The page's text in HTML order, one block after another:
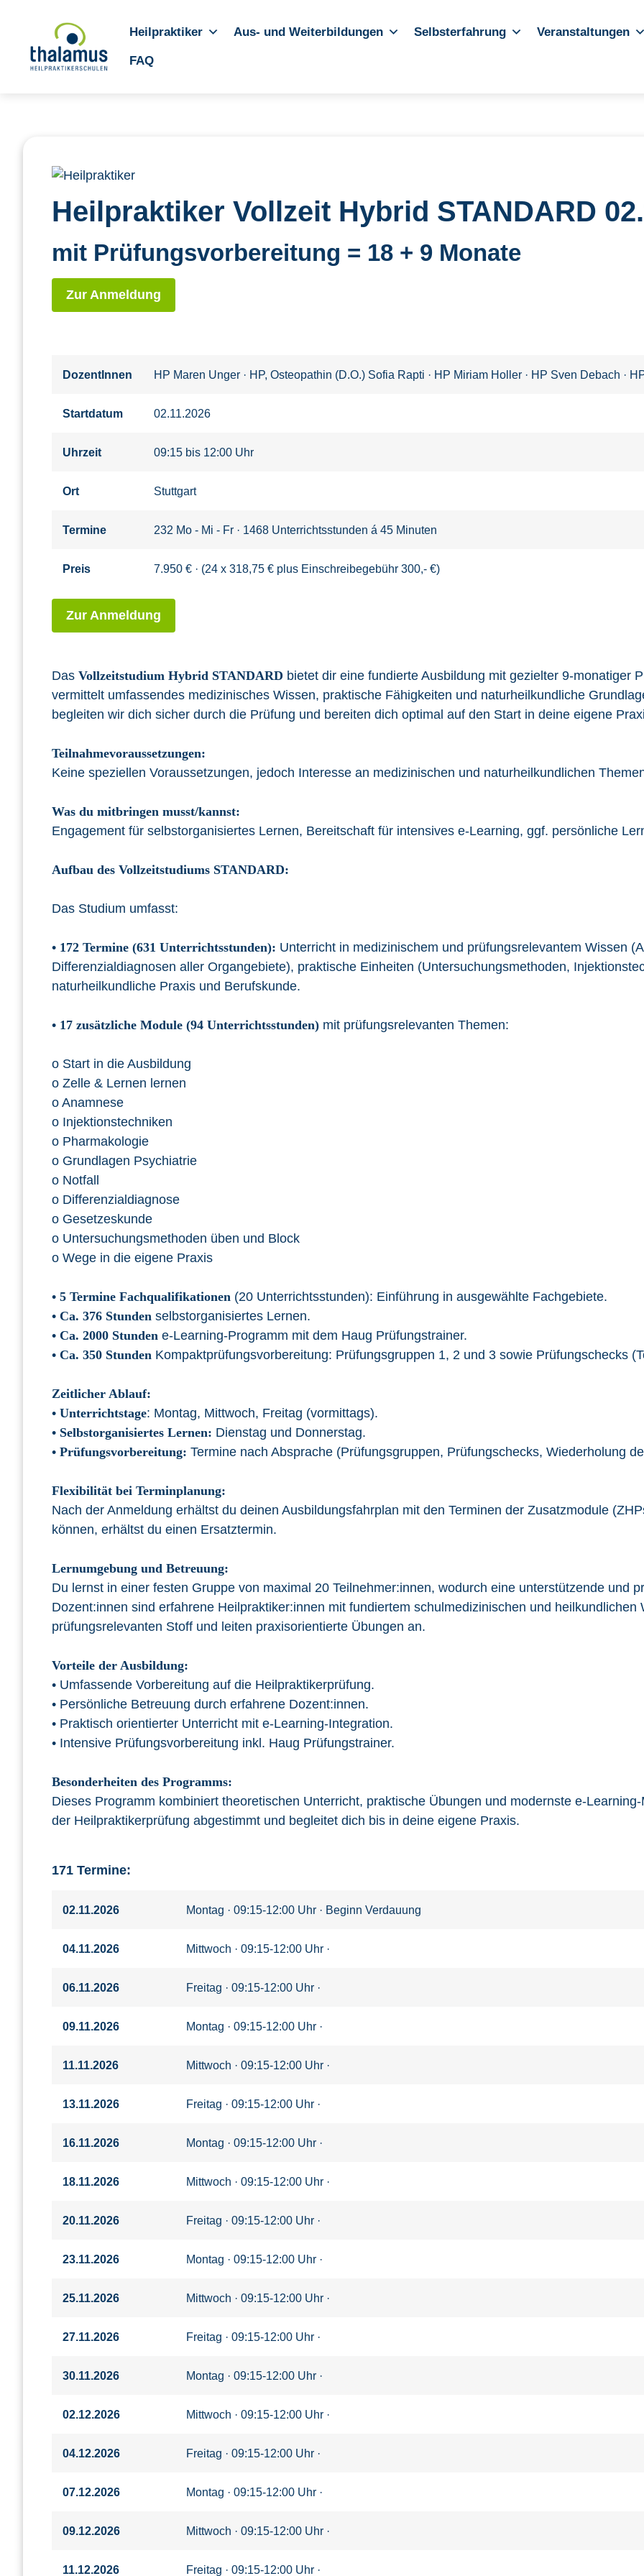
Heilpraktiker Aus- und Weiterbildungen Selbsterfahrung Veranstaltungen
FAQ
Heilpraktiker Vollzeit Hybrid STANDARD
mit Prüfungsvorbereitung = 18 + 9 Monate
Zur Anmeldung
DozentInnen HP Maren Unger · HP, Osteopathin (D.O.) Sofia Rapti · HP Miriam Holler · HP Sven Debach ·
Startdatum 02.11.2026
Uhrzeit 09:15 bis 12:00 Uhr
Ort Stuttgart
Termine 232 Mo - Mi - Fr · 1468 Unterrichtsstunden á 45 Minuten
Preis 7.950 € · (24 x 318,75 € plus Einschreibegebühr 300,- €)
Zur Anmeldung
Das Vollzeitstudium Hybrid STANDARD bietet dir eine fundierte Ausbildung mit gezielter 9-monatiger
vermittelt umfassendes medizinisches Wissen, praktische Fähigkeiten und naturheilkundliche
begleiten wir dich sicher durch die Prüfung und bereiten dich optimal auf den Start in deine eigene
Teilnahmevoraussetzungen:
Keine speziellen Voraussetzungen, jedoch Interesse an medizinischen und naturheilkundlichen
Was du mitbringen musst/kannst:
Engagement für selbstorganisiertes Lernen, Bereitschaft für intensives e-Learning, ggf. persönliche
Aufbau des Vollzeitstudiums STANDARD:
Das Studium umfasst:
• 172 Termine (631 Unterrichtsstunden): Unterricht in medizinischem und prüfungsrelevantem Wissen
Differenzialdiagnosen aller Organgebiete), praktische Einheiten (Untersuchungsmethoden,
naturheilkundliche Praxis und Berufskunde.
• 17 zusätzliche Module (94 Unterrichtsstunden) mit prüfungsrelevanten Themen:
o Start in die Ausbildung
o Zelle & Lernen lernen
o Anamnese
o Injektionstechniken
o Pharmakologie
o Grundlagen Psychiatrie
o Notfall
o Differenzialdiagnose
o Gesetzeskunde
o Untersuchungsmethoden üben und Block
o Wege in die eigene Praxis
• 5 Termine Fachqualifikationen (20 Unterrichtsstunden): Einführung in ausgewählte Fachgebiete.
• Ca. 376 Stunden selbstorganisiertes Lernen.
• Ca. 2000 Stunden e-Learning-Programm mit dem Haug Prüfungstrainer.
• Ca. 350 Stunden Kompaktprüfungsvorbereitung: Prüfungsgruppen 1, 2 und 3 sowie Prüfungschecks
Zeitlicher Ablauf:
• Unterrichtstage: Montag, Mittwoch, Freitag (vormittags).
• Selbstorganisiertes Lernen: Dienstag und Donnerstag.
• Prüfungsvorbereitung: Termine nach Absprache (Prüfungsgruppen, Prüfungschecks, Wiederholung
Flexibilität bei Terminplanung:
Nach der Anmeldung erhältst du deinen Ausbildungsfahrplan mit den Terminen der Zusatzmodule
können, erhältst du einen Ersatztermin.
Lernumgebung und Betreuung:
Du lernst in einer festen Gruppe von maximal 20 Teilnehmer:innen, wodurch eine unterstützende und
Dozent:innen sind erfahrene Heilpraktiker:innen mit fundiertem schulmedizinischen und
prüfungsrelevanten Stoff und leiten praxisorientierte Übungen an.
Vorteile der Ausbildung:
• Umfassende Vorbereitung auf die Heilpraktikerprüfung.
• Persönliche Betreuung durch erfahrene Dozent:innen.
• Praktisch orientierter Unterricht mit e-Learning-Integration.
• Intensive Prüfungsvorbereitung inkl. Haug Prüfungstrainer.
Besonderheiten des Programms:
Dieses Programm kombiniert theoretischen Unterricht, praktische Übungen und modernste e-
der Heilpraktikerprüfung abgestimmt und begleitet dich bis in deine eigene Praxis.
171 Termine:
02.11.2026 Montag · 09:15-12:00 Uhr · Beginn Verdauung
04.11.2026 Mittwoch · 09:15-12:00 Uhr ·
06.11.2026 Freitag · 09:15-12:00 Uhr ·
09.11.2026 Montag · 09:15-12:00 Uhr ·
11.11.2026 Mittwoch · 09:15-12:00 Uhr ·
13.11.2026 Freitag · 09:15-12:00 Uhr ·
16.11.2026 Montag · 09:15-12:00 Uhr ·
18.11.2026 Mittwoch · 09:15-12:00 Uhr ·
20.11.2026 Freitag · 09:15-12:00 Uhr ·
23.11.2026 Montag · 09:15-12:00 Uhr ·
25.11.2026 Mittwoch · 09:15-12:00 Uhr ·
27.11.2026 Freitag · 09:15-12:00 Uhr ·
30.11.2026 Montag · 09:15-12:00 Uhr ·
02.12.2026 Mittwoch · 09:15-12:00 Uhr ·
04.12.2026 Freitag · 09:15-12:00 Uhr ·
07.12.2026 Montag · 09:15-12:00 Uhr ·
09.12.2026 Mittwoch · 09:15-12:00 Uhr ·
11.12.2026 Freitag · 09:15-12:00 Uhr ·